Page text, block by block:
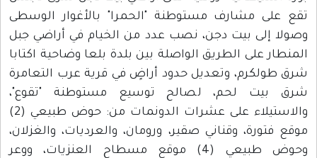
تقع على مشارف مستوطنة "الحمرا" بالأغوار الوسطى
وصولا إلى بيت دجن، نصب عدد من الخيام في أراضي جبل
المنطار على الطريق الواصلة بين بلدة بلعا وضاحية اكتابا
شرق طولكرم، وتعديل حدود أراضٍ في قرية عرب التعامرة
شرق بيت لحم، لصالح توسيع مستوطنة "تقوع"،
والاستيلاء على عشرات الدونمات من: حوض طبيعي (2)
موقع فتورة، وقناني صقير، ورومان، والعرديات، والغزلان،
وحوض طبيعي (4) موقع مسطاح العنزيات، ووعر